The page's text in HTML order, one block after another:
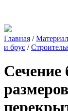
Главная /
и брус /
Сечение